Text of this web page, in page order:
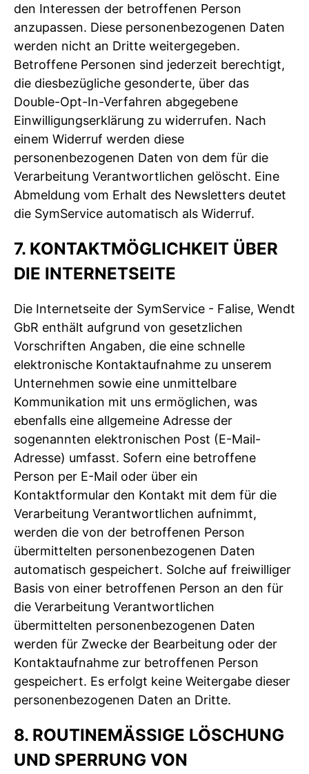
den Interessen der betroffenen Person
anzupassen. Diese personenbezogenen Daten
werden nicht an Dritte weitergegeben.
Betroffene Personen sind jederzeit berechtigt,
die diesbezügliche gesonderte, über das
Double-Opt-In-Verfahren abgegebene
Einwilligungserklärung zu widerrufen. Nach
einem Widerruf werden diese
personenbezogenen Daten von dem für die
Verarbeitung Verantwortlichen gelöscht. Eine
Abmeldung vom Erhalt des Newsletters deutet
die SymService automatisch als Widerruf.
7. KONTAKTMÖGLICHKEIT ÜBER
DIE INTERNETSEITE
Die Internetseite der SymService - Falise, Wendt
GbR enthält aufgrund von gesetzlichen
Vorschriften Angaben, die eine schnelle
elektronische Kontaktaufnahme zu unserem
Unternehmen sowie eine unmittelbare
Kommunikation mit uns ermöglichen, was
ebenfalls eine allgemeine Adresse der
sogenannten elektronischen Post (E-Mail-
Adresse) umfasst. Sofern eine betroffene
Person per E-Mail oder über ein
Kontaktformular den Kontakt mit dem für die
Verarbeitung Verantwortlichen aufnimmt,
werden die von der betroffenen Person
übermittelten personenbezogenen Daten
automatisch gespeichert. Solche auf freiwilliger
Basis von einer betroffenen Person an den für
die Verarbeitung Verantwortlichen
übermittelten personenbezogenen Daten
werden für Zwecke der Bearbeitung oder der
Kontaktaufnahme zur betroffenen Person
gespeichert. Es erfolgt keine Weitergabe dieser
personenbezogenen Daten an Dritte.
8. ROUTINEMÄSSIGE LÖSCHUNG U
ND SPERRUNG VON P